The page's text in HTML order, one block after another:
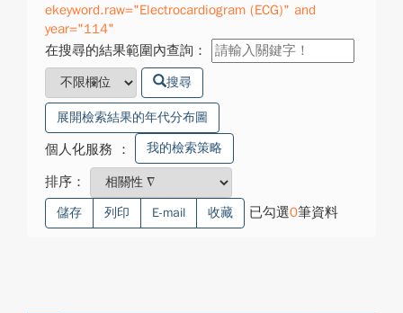
ekeyword.raw="Electrocardiogram (ECG)" and
year="114"
在搜尋的結果範圍內查詢：
搜尋
展開檢索結果的年代分布圖
個人化服務 ： 我的檢索策略
排序：
儲存 列印 E-mail 收藏 已勾選0筆資料